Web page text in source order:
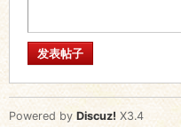
发表帖子
Powered byDiscuz! X3.4